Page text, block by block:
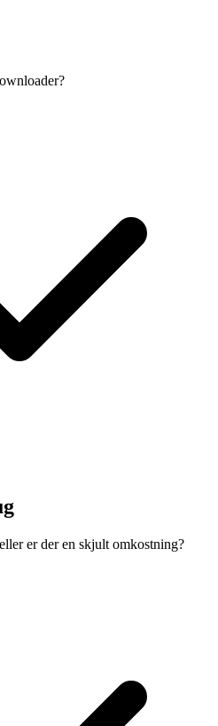
er der en skjult omkostning?